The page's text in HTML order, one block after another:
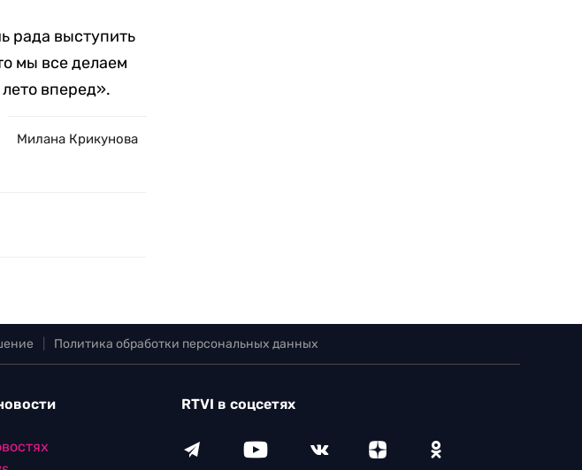
рада выступить
мы все делаем
вперед».
Милана Крикунова
Политика обработки персональных данных
RTVI в соцсетях